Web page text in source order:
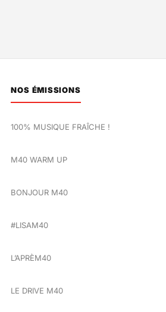
NOS ÉMISSIONS
100% MUSIQUE FRAÎCHE !
M40 WARM UP
BONJOUR M40
#LISAM40
L’APRÈM40
LE DRIVE M40